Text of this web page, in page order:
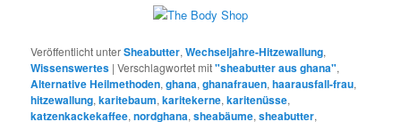
Veröffentlicht unterSheabutter,Wechseljahre-Hitzewallung,
Wissenswertes |Verschlagwortet mit"sheabutter aus ghana",
Alternative Heilmethoden,ghana,ghanafrauen,haarausfall-frau,
hitzewallung,karitebaum,karitekerne,karitenüsse,
katzenkackekaffee,nordghana,sheabäume,sheabutter,